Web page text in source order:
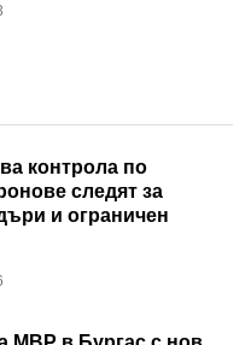
контрола по
следят за
и ограничен